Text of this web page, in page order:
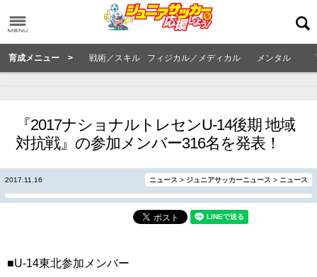
育成メニュー > 戦術／スキル フィジカル／メディカル メンタル
『2017ナショナルトレセンU-14後期 地域
対抗戦』の参加メンバー316名を発表！
2017.11.16 ニュース > ジュニアサッカーニュース > ニュース
■U-14東北参加メンバー